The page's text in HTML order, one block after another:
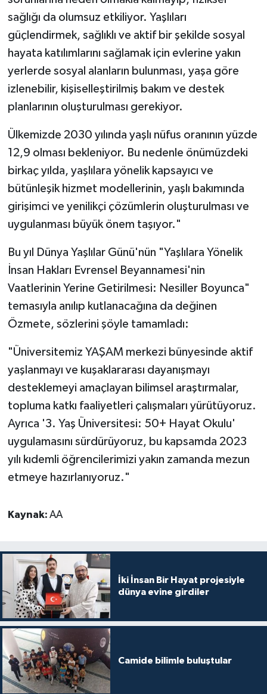
sağlığı da olumsuz etkiliyor. Yaşlıları
güçlendirmek, sağlıklı ve aktif bir şekilde sosyal
hayata katılımlarını sağlamak için evlerine yakın
yerlerde sosyal alanların bulunması, yaşa göre
izlenebilir, kişiselleştirilmiş bakım ve destek
planlarının oluşturulması gerekiyor.
Ülkemizde 2030 yılında yaşlı nüfus oranının yüzde
12,9 olması bekleniyor. Bu nedenle önümüzdeki
birkaç yılda, yaşlılara yönelik kapsayıcı ve
bütünleşik hizmet modellerinin, yaşlı bakımında
girişimci ve yenilikçi çözümlerin oluşturulması ve
uygulanması büyük önem taşıyor."
Bu yıl Dünya Yaşlılar Günü'nün "Yaşlılara Yönelik
İnsan Hakları Evrensel Beyannamesi'nin
Vaatlerinin Yerine Getirilmesi: Nesiller Boyunca"
temasıyla anılıp kutlanacağına da değinen
Özmete, sözlerini şöyle tamamladı:
"Üniversitemiz YAŞAM merkezi bünyesinde aktif
yaşlanmayı ve kuşaklararası dayanışmayı
desteklemeyi amaçlayan bilimsel araştırmalar,
topluma katkı faaliyetleri çalışmaları yürütüyoruz.
Ayrıca '3. Yaş Üniversitesi: 50+ Hayat Okulu'
uygulamasını sürdürüyoruz, bu kapsamda 2023
yılı kıdemli öğrencilerimizi yakın zamanda mezun
etmeye hazırlanıyoruz."
Kaynak: AA
İki İnsan Bir Hayat projesiyle
dünya evine girdiler
Camide bilimle buluştular
Şanlıurfa Müftülüğü
Şırnak Müftülüğü
Tokat Müftülüğü
Trabzon Müftülüğü
Tunceli Müftülüğü
Van Müftülüğü
Yalova Müftülüğü
Yozgat Müftülüğü